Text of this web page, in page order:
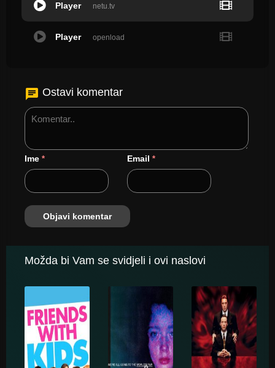
netu.tv
Player
openload
Player
Ostavi komentar
Ime * Email *
Možda bi Vam se svidjeli i ovi naslovi